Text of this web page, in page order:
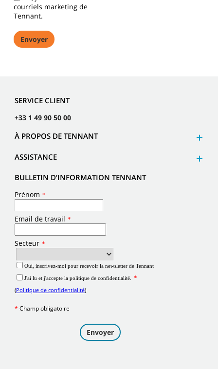
courriels marketing de
Tennant.
SERVICE CLIENT
+33 1 49 90 50 00
À PROPOS DE TENNANT
ASSISTANCE
BULLETIN D’INFORMATION TENNANT